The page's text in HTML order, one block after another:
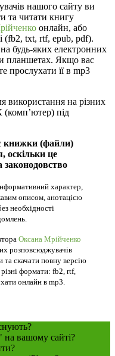
нашого сайту ви
та читати книгу
онлайн, або
(fb2, txt, rtf, epub, pdf).
будь-яких електронних
планшетах. Якщо вас
прослухати її в mp3
використання на різних
під
книжки (файли)
оскільки це
характер,
описом, анотацією
необхідності
Оксана Мрійченко
розповсюджувачів
та скачати повну версію
формати: fb2, rtf,
онлайн в mp3.
на вашому сайті?